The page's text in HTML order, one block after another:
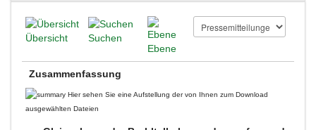
Übersicht
Suchen
Ebene
Zusammenfassung
Hier sehen Sie eine Aufstellung der von Ihnen zum Download
ausgewählten Dateien